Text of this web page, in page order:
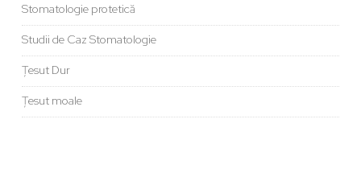
Stomatologie protetică
Studii de Caz Stomatologie
Țesut Dur
Țesut moale